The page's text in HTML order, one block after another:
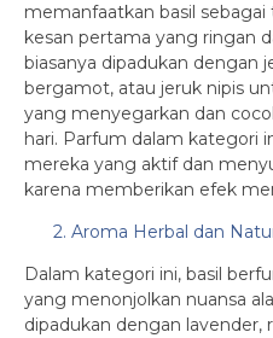
memanfaatkan basil
kesan pertama yang ringan
biasanya dipadukan dengan
bergamot, atau jeruk nipis
yang menyegarkan dan
hari. Parfum dalam kategori
mereka yang aktif dan
karena memberikan efek
2. Aroma Herbal dan
Dalam kategori ini, basil
yang menonjolkan nuansa
dipadukan dengan lavender,